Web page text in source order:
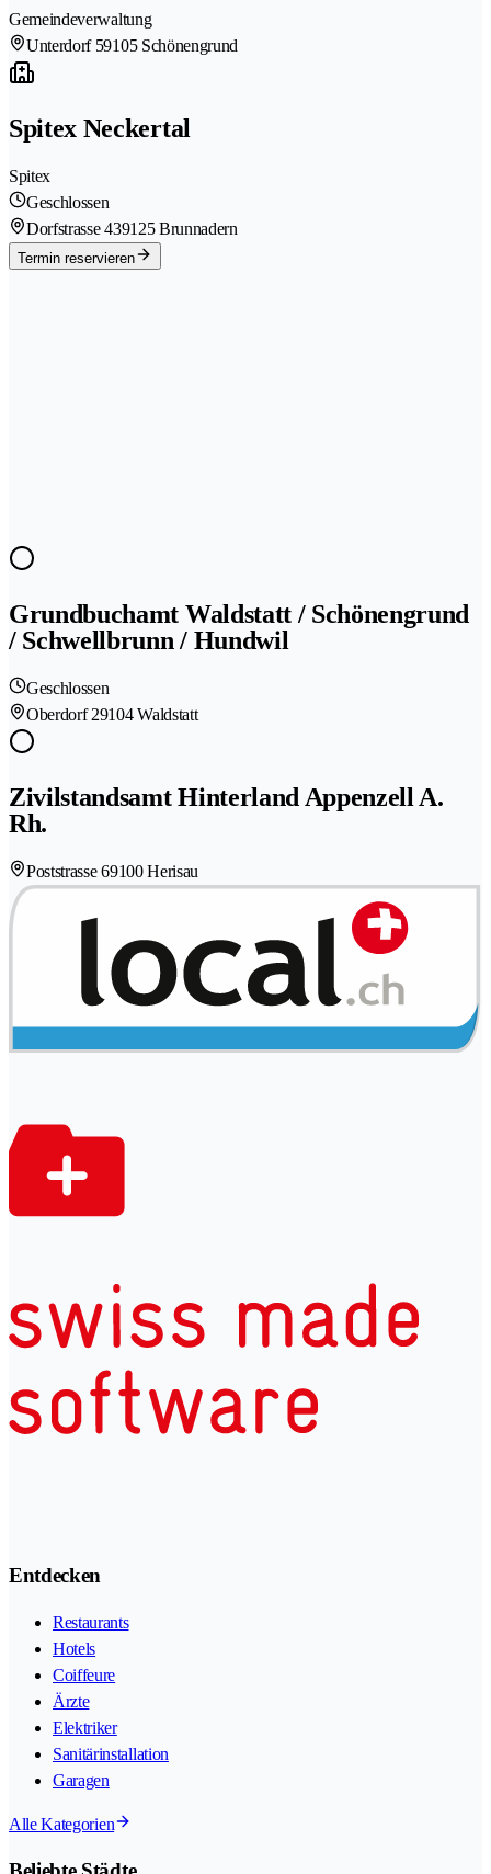
Gemeindeverwaltung
Unterdorf 59105 Schönengrund
Spitex Neckertal
Spitex
Geschlossen
Dorfstrasse 439125 Brunnadern
Termin reservieren
Grundbuchamt Waldstatt / Schönengrund
/ Schwellbrunn / Hundwil
Geschlossen
Oberdorf 29104 Waldstatt
Zivilstandsamt Hinterland Appenzell A.
Rh.
Poststrasse 69100 Herisau
Entdecken
Restaurants
Hotels
Coiffeure
Ärzte
Elektriker
Sanitärinstallation
Garagen
Alle Kategorien